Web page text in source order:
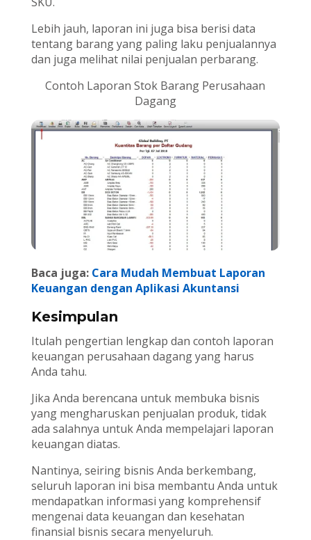
Lebih jauh, laporan ini juga bisa berisi data
tentang barang yang paling laku penjualannya
dan juga melihat nilai penjualan perbarang.
Contoh Laporan Stok Barang Perusahaan
Dagang
Baca juga: Cara Mudah Membuat Laporan
Keuangan dengan Aplikasi Akuntansi
Kesimpulan
Itulah pengertian lengkap dan contoh laporan
keuangan perusahaan dagang yang harus
Anda tahu.
Jika Anda berencana untuk membuka bisnis
yang mengharuskan penjualan produk, tidak
ada salahnya untuk Anda mempelajari laporan
keuangan diatas.
Nantinya, seiring bisnis Anda berkembang,
seluruh laporan ini bisa membantu Anda untuk
mendapatkan informasi yang komprehensif
mengenai data keuangan dan kesehatan
finansial bisnis secara menyeluruh.